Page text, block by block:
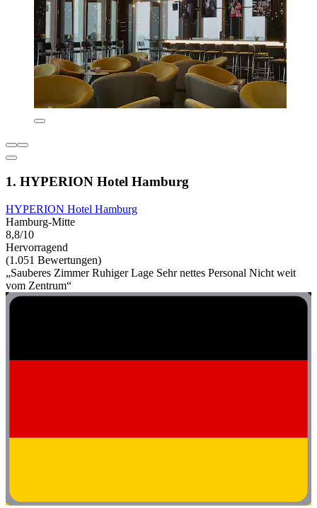
1. HYPERION Hotel Hamburg
HYPERION Hotel Hamburg
Hamburg-Mitte
8,8/10
Hervorragend
(1.051 Bewertungen)
„Sauberes Zimmer Ruhiger Lage Sehr nettes Personal Nicht weit
vom Zentrum“